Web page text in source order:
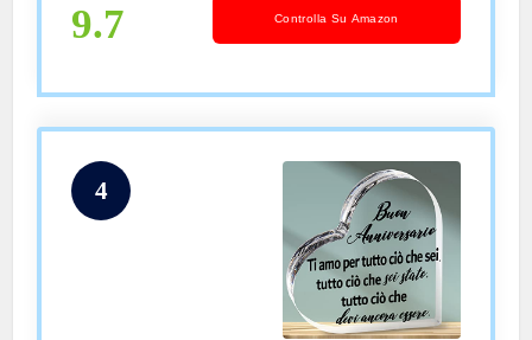
9.7 Controlla Su Amazon
4